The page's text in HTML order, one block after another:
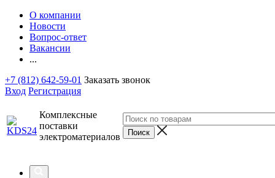
О компании
Новости
Вопрос-ответ
Вакансии
...
+7 (812) 642-59-01 Заказать звонок
Вход Регистрация
Комплексные
поставки
электроматериалов